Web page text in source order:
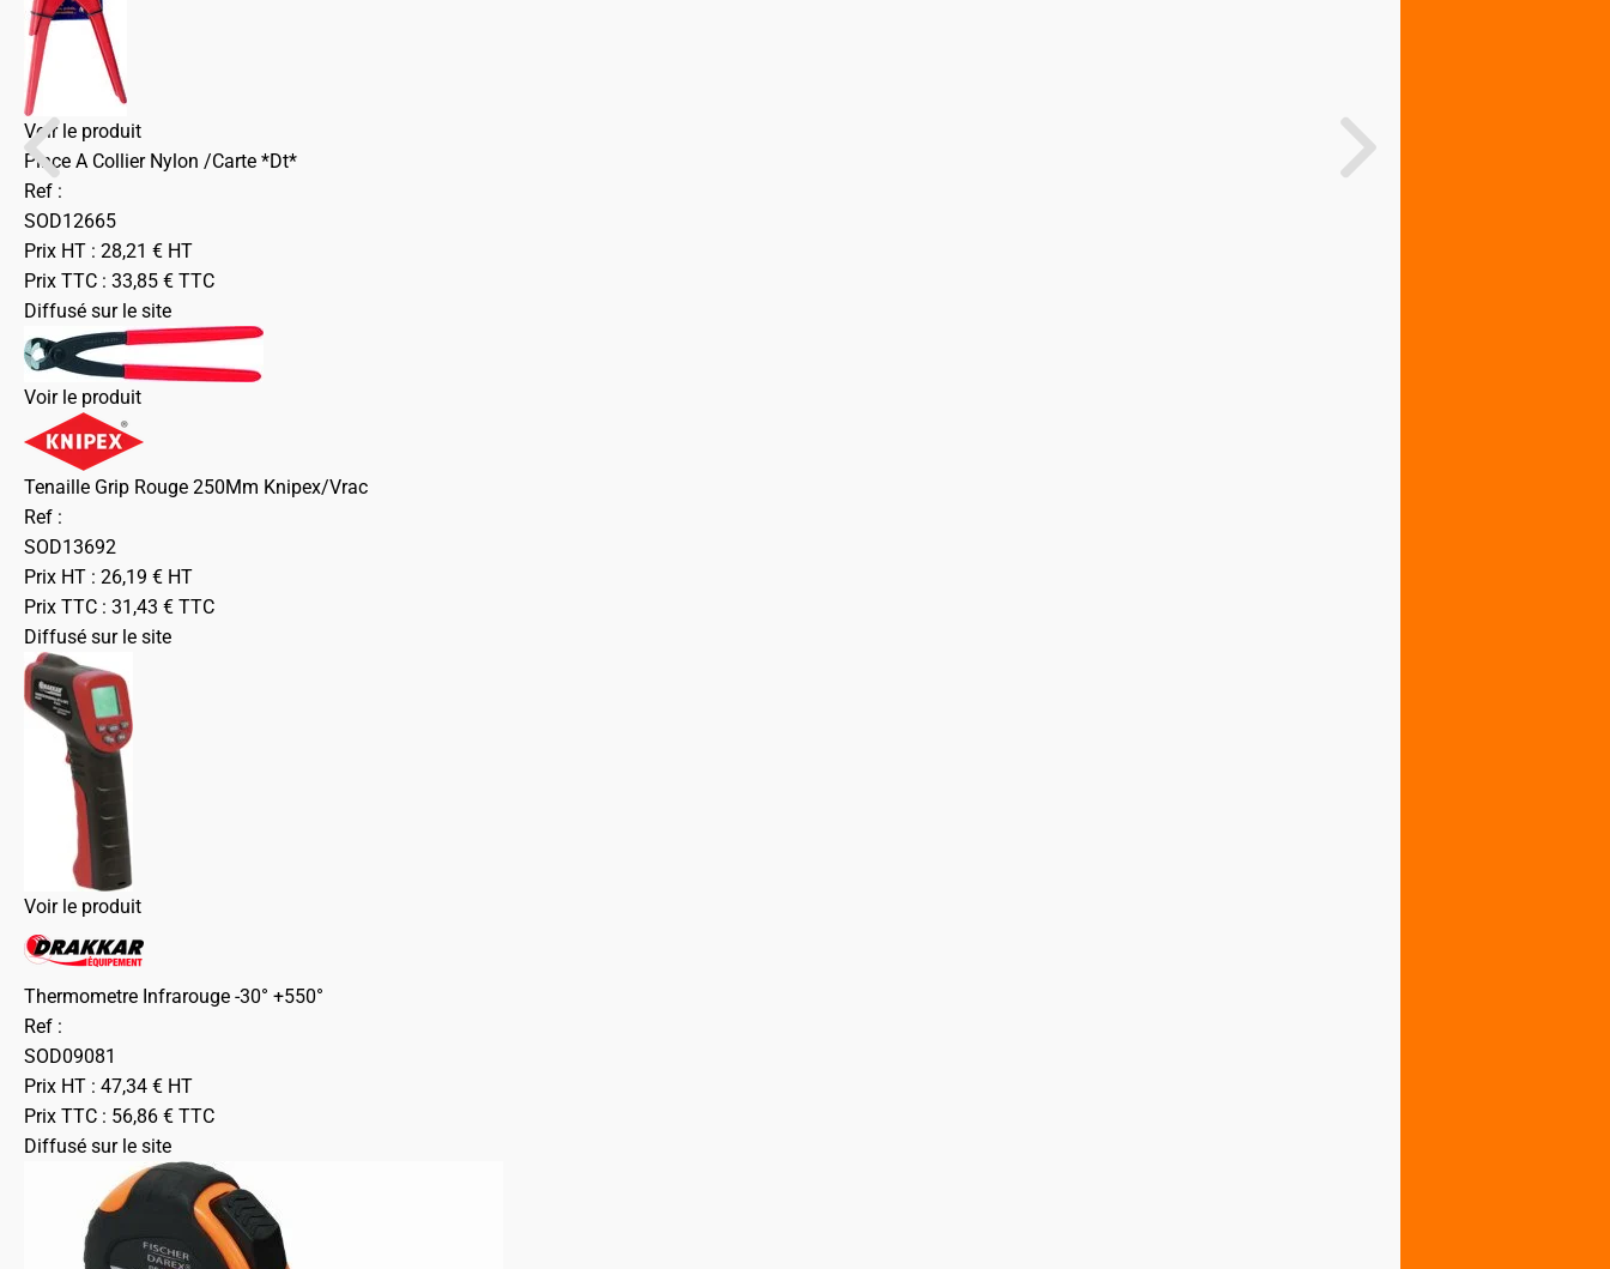
Voir le produit
Pince A Collier Nylon /Carte *Dt*
Ref :
SOD12665
Prix HT : 28,21 € HT
Prix TTC : 33,85 € TTC
Diffusé sur le site
Voir le produit
Tenaille Grip Rouge 250Mm Knipex/Vrac
Ref :
SOD13692
Prix HT : 26,19 € HT
Prix TTC : 31,43 € TTC
Diffusé sur le site
Voir le produit
Thermometre Infrarouge -30° +550°
Ref :
SOD09081
Prix HT : 47,34 € HT
Prix TTC : 56,86 € TTC
Diffusé sur le site